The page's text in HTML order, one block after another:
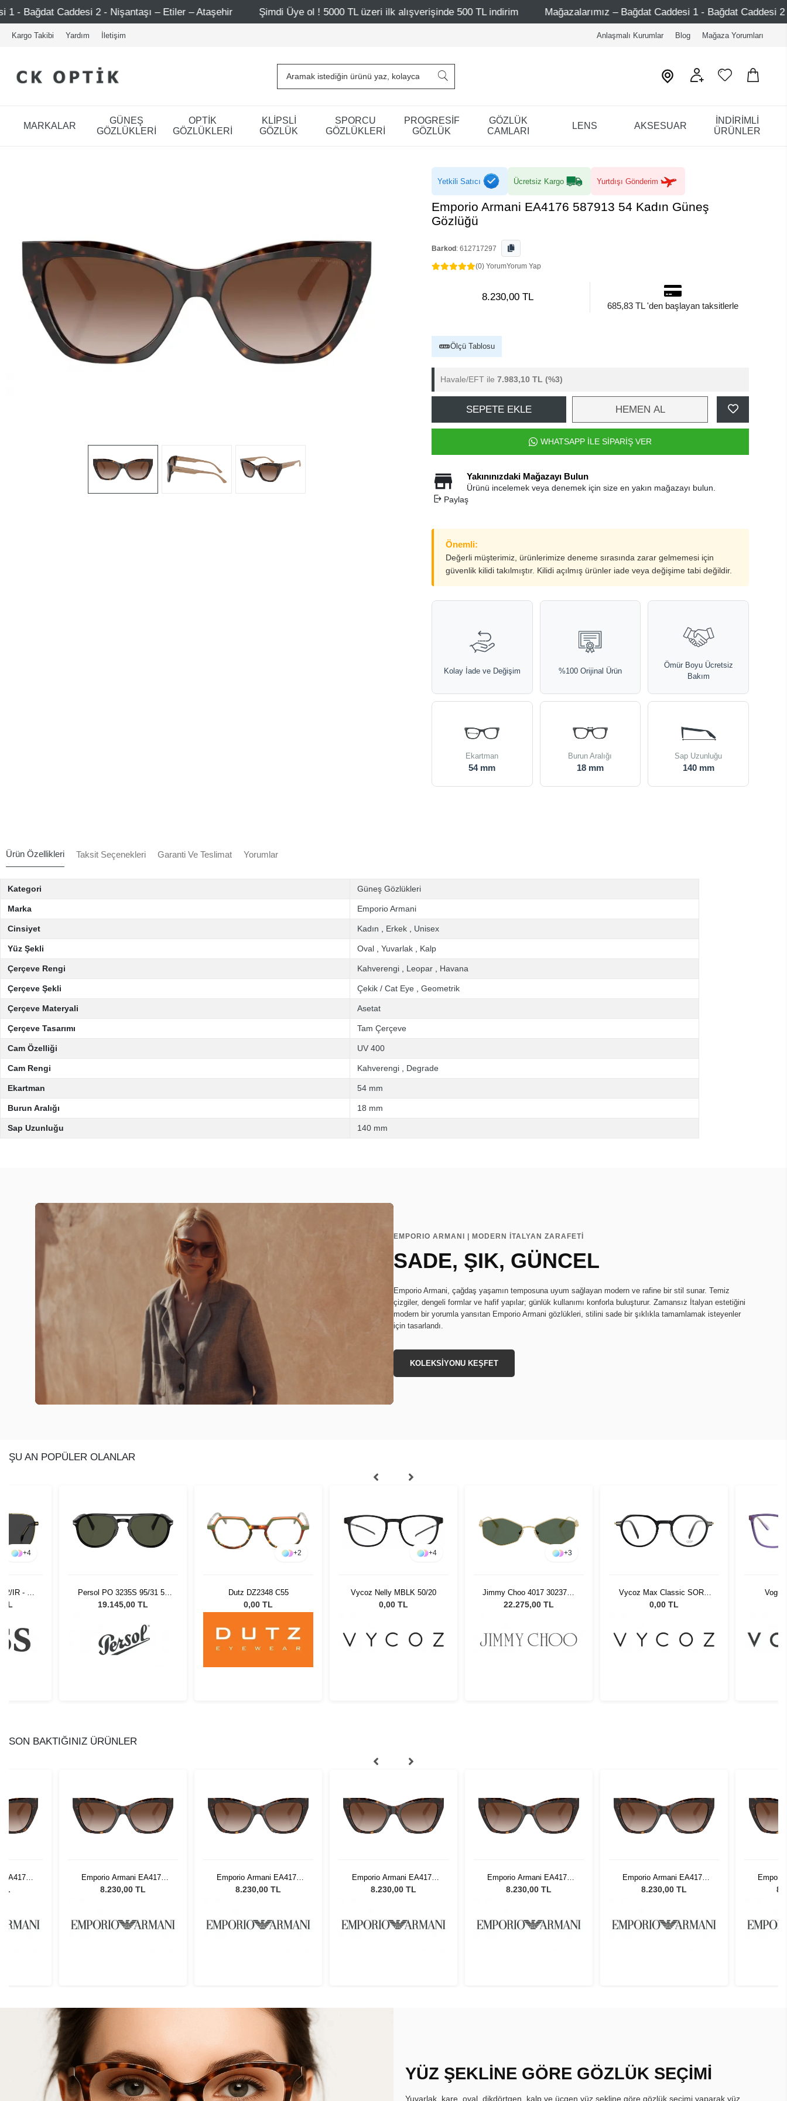
- Nişantaşı – Etiler – Ataşehir Şimdi Üye ol ! 5000 TL üzeri ilk alışverişinde 500 TL indirim Mağazalarımız – Bağdat Caddesi 1 - Bağdat Caddesi 2 - Nişantaşı – Etiler –
Kargo Takibi Yardım İletişim Anlaşmalı Kurumlar Blog Mağaza Yorumları
MARKALAR
GÜNEŞ
GÖZLÜKLERİ
OPTİK
GÖZLÜKLERİ
KLİPSLİ
GÖZLÜK
SPORCU
GÖZLÜKLERİ
PROGRESİF
GÖZLÜK
GÖZLÜK
CAMLARI
LENS AKSESUAR
İNDİRİMLİ
ÜRÜNLER
Yetkili Satıcı Ücretsiz Kargo Yurtdışı Gönderim
Emporio Armani EA4176 587913 54 Kadın Güneş
Gözlüğü
Barkod : 612717297
(0) YorumYorum Yap
8.230,00 TL
685,83 TL 'den başlayan taksitlerle
Ölçü Tablosu
Havale/EFT ile 7.983,10 TL (%3)
SEPETE EKLE HEMEN AL
WHATSAPP İLE SİPARİŞ VER
Yakınınızdaki Mağazayı Bulun
Ürünü incelemek veya denemek için size en yakın mağazayı bulun.
Paylaş
Önemli:
Değerli müşterimiz, ürünlerimize deneme sırasında zarar gelmemesi için
güvenlik kilidi takılmıştır. Kilidi açılmış ürünler iade veya değişime tabi değildir.
Kolay İade ve Değişim %100 Orijinal Ürün
Ömür Boyu Ücretsiz
Bakım
Ekartman
54 mm
Burun Aralığı
18 mm
Sap Uzunluğu
140 mm
Ürün Özellikleri Taksit Seçenekleri Garanti Ve Teslimat Yorumlar
Kategori Güneş Gözlükleri
Marka Emporio Armani
Cinsiyet Kadın Erkek Unisex
Yüz Şekli Oval Yuvarlak Kalp
Çerçeve Rengi Kahverengi Leopar Havana
Çerçeve Şekli Çekik / Cat Eye Geometrik
Çerçeve Materyali Asetat
Çerçeve Tasarımı Tam Çerçeve
Cam Özelliği UV 400
Cam Rengi Kahverengi Degrade
Ekartman 54 mm
Burun Aralığı 18 mm
Sap Uzunluğu 140 mm
EMPORIO ARMANI | MODERN İTALYAN ZARAFETİ
SADE, ŞIK, GÜNCEL
Emporio Armani, çağdaş yaşamın temposuna uyum sağlayan modern ve rafine bir stil sunar. Temiz
çizgiler, dengeli formlar ve hafif yapılar; günlük kullanımı konforla buluşturur. Zamansız İtalyan estetiğini
modern bir yorumla yansıtan Emporio Armani gözlükleri, stilini sade bir şıklıkla tamamlamak isteyenler
için tasarlandı.
KOLEKSİYONU KEŞFET
ŞU AN POPÜLER OLANLAR
+4
IR - 58
TL
Persol PO 3235S 95/31 55
Unisex Güneş Gözlüğü
19.145,00 TL
+2
Dutz DZ2348 C55
0,00 TL
+4
Vycoz Nelly MBLK 50/20
0,00 TL
+3
Jimmy Choo 4017 302371 -
55 Kadın Güneş Gözlüğü
22.275,00 TL
Vycoz Max Classic SORA
SBLK 48-21 57445
0,00 TL
SON BAKTIĞINIZ ÜRÜNLER
Emporio Armani EA4176
587913 54 Kadın Güneş
8.230,00 TL
Emporio Armani EA4176
587913 54 Kadın Güneş
8.230,00 TL
Emporio Armani EA4176
587913 54 Kadın Güneş
8.230,00 TL
Emporio Armani EA4176
587913 54 Kadın Güneş
8.230,00 TL
Emporio Armani EA4176
587913 54 Kadın Güneş
8.230,00 TL
YÜZ ŞEKLİNE GÖRE GÖZLÜK SEÇİMİ
Yuvarlak, kare, oval, dikdörtgen, kalp ve üçgen yüz şekline göre gözlük seçimi yaparak yüz